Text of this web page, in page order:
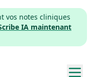
vos notes cliniques
IA maintenant